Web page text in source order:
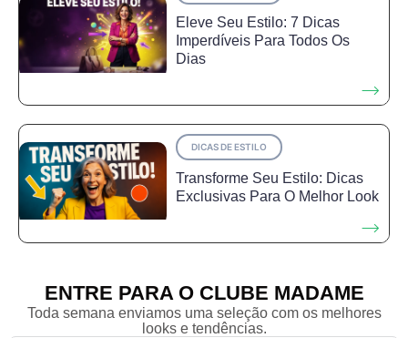
Eleve Seu Estilo: 7 Dicas
Imperdíveis Para Todos Os
Dias
DICAS DE ESTILO
Transforme Seu Estilo: Dicas
Exclusivas Para O Melhor Look
ENTRE PARA O CLUBE MADAME
Toda semana enviamos uma seleção com os melhores
looks e tendências.